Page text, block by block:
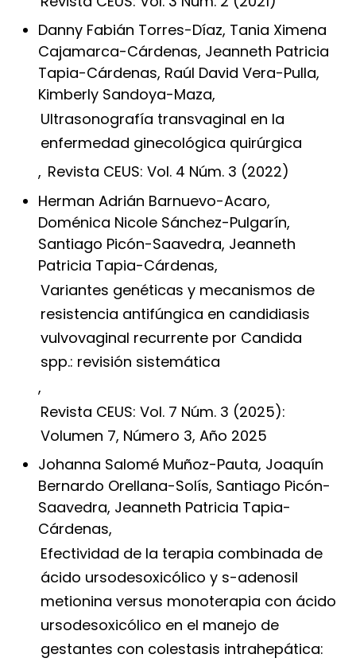
Danny Fabián Torres-Díaz, Tania Ximena
Cajamarca-Cárdenas, Jeanneth Patricia
Tapia-Cárdenas, Raúl David Vera-Pulla,
Kimberly Sandoya-Maza,
Ultrasonografía transvaginal en la
enfermedad ginecológica quirúrgica
, Revista CEUS: Vol. 4 Núm. 3 (2022)
Herman Adrián Barnuevo-Acaro,
Doménica Nicole Sánchez-Pulgarín,
Santiago Picón-Saavedra, Jeanneth
Patricia Tapia-Cárdenas,
Variantes genéticas y mecanismos de
resistencia antifúngica en candidiasis
vulvovaginal recurrente por Candida
spp.: revisión sistemática
,
Revista CEUS: Vol. 7 Núm. 3 (2025):
Volumen 7, Número 3, Año 2025
Johanna Salomé Muñoz-Pauta, Joaquín
Bernardo Orellana-Solís, Santiago Picón-
Saavedra, Jeanneth Patricia Tapia-
Cárdenas,
Efectividad de la terapia combinada de
ácido ursodesoxicólico y s-adenosil
metionina versus monoterapia con ácido
ursodesoxicólico en el manejo de
gestantes con colestasis intrahepática: